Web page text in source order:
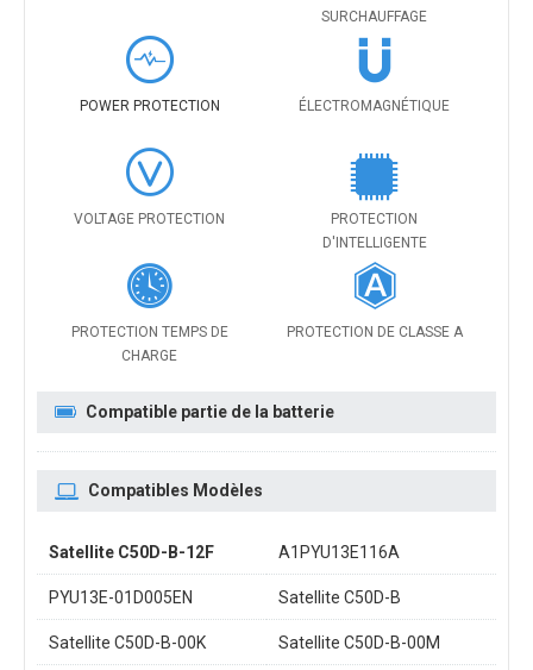
SURCHAUFFAGE
POWER PROTECTION ÉLECTROMAGNÉTIQUE
VOLTAGE PROTECTION
PROTECTION
D'INTELLIGENTE
PROTECTION TEMPS DE
CHARGE
PROTECTION DE CLASSE A
Compatible partie de la batterie
Compatibles Modèles
Satellite C50D-B-12F A1PYU13E116A
PYU13E-01D005EN Satellite C50D-B
Satellite C50D-B-00K Satellite C50D-B-00M